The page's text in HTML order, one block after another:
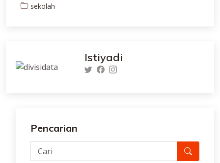
sekolah
Istiyadi
Pencarian